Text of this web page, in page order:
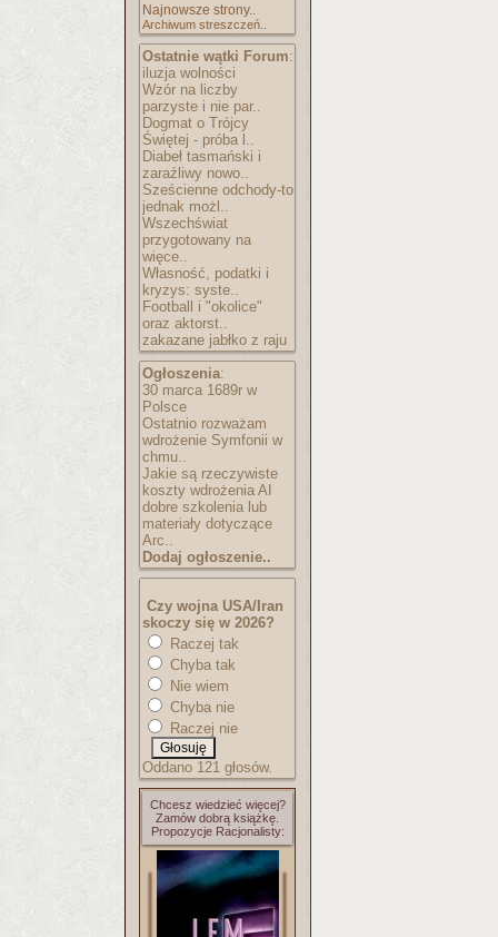
Najnowsze strony..
Archiwum streszczeń..
Ostatnie wątki Forum:
iluzja wolności
Wzór na liczby
parzyste i nie par..
Dogmat o Trójcy
Świętej - próba l..
Diabeł tasmański i
zaraźliwy nowo..
Sześcienne odchody-to
jednak możl..
Wszechświat
przygotowany na
więce..
Własność, podatki i
kryzys: syste..
Football i "okolice"
oraz aktorst..
zakazane jabłko z raju
Ogłoszenia:
30 marca 1689r w
Polsce
Ostatnio rozważam
wdrożenie Symfonii w
chmu..
Jakie są rzeczywiste
koszty wdrożenia AI
dobre szkolenia lub
materiały dotyczące
Arc..
Dodaj ogłoszenie..
Czy wojna USA/Iran
skoczy się w 2026?
Raczej tak
Chyba tak
Nie wiem
Chyba nie
Raczej nie
Oddano 121 głosów.
Chcesz wiedzieć więcej?
Zamów dobrą książkę.
Propozycje Racjonalisty: